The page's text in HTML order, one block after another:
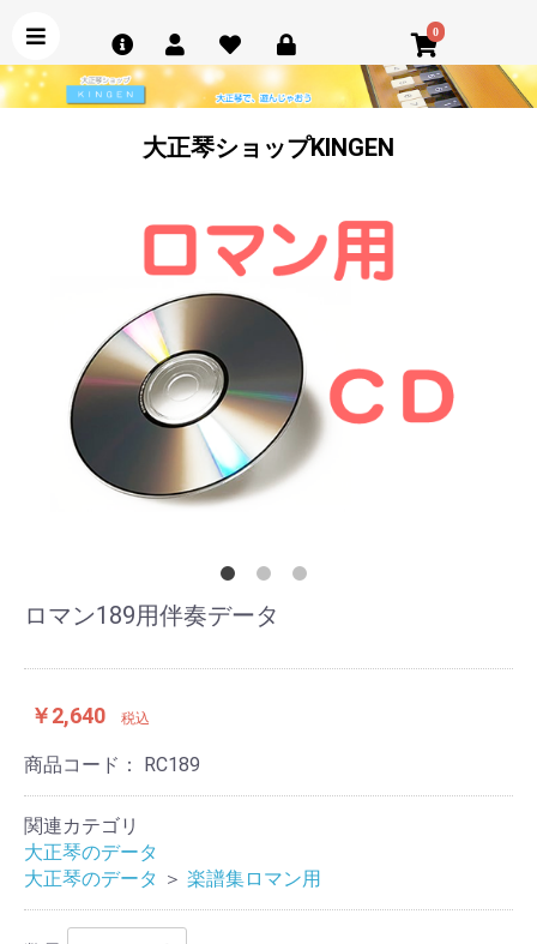
0
大正琴ショップKINGEN
ロマン189用伴奏データ
￥2,640 税込
商品コード： RC189
関連カテゴリ
大正琴のデータ
大正琴のデータ ＞ 楽譜集ロマン用